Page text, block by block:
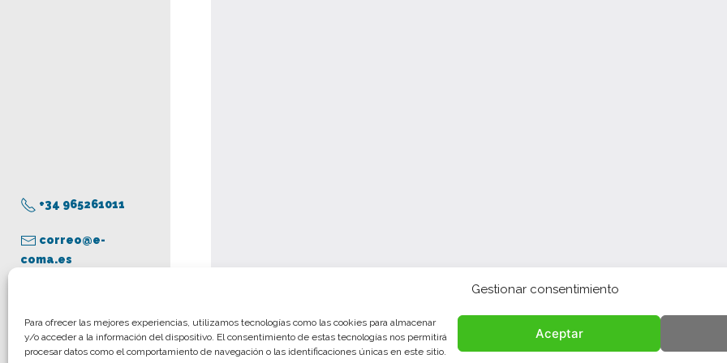
Gestionar consentimiento
Para ofrecer las mejores experiencias, utilizamos tecnologías como las cookies para almacenar
y/o acceder a la información del dispositivo. El consentimiento de estas tecnologías nos permitirá
procesar datos como el comportamiento de navegación o las identificaciones únicas en este sitio.
Aceptar
+34 965261011
correo@e-
coma.es
Aviso legal
Política de privacidad
[vqr msg=»https://coma.es/v-jornada-de-cooperacion-internacional-del-
level=»M»/]